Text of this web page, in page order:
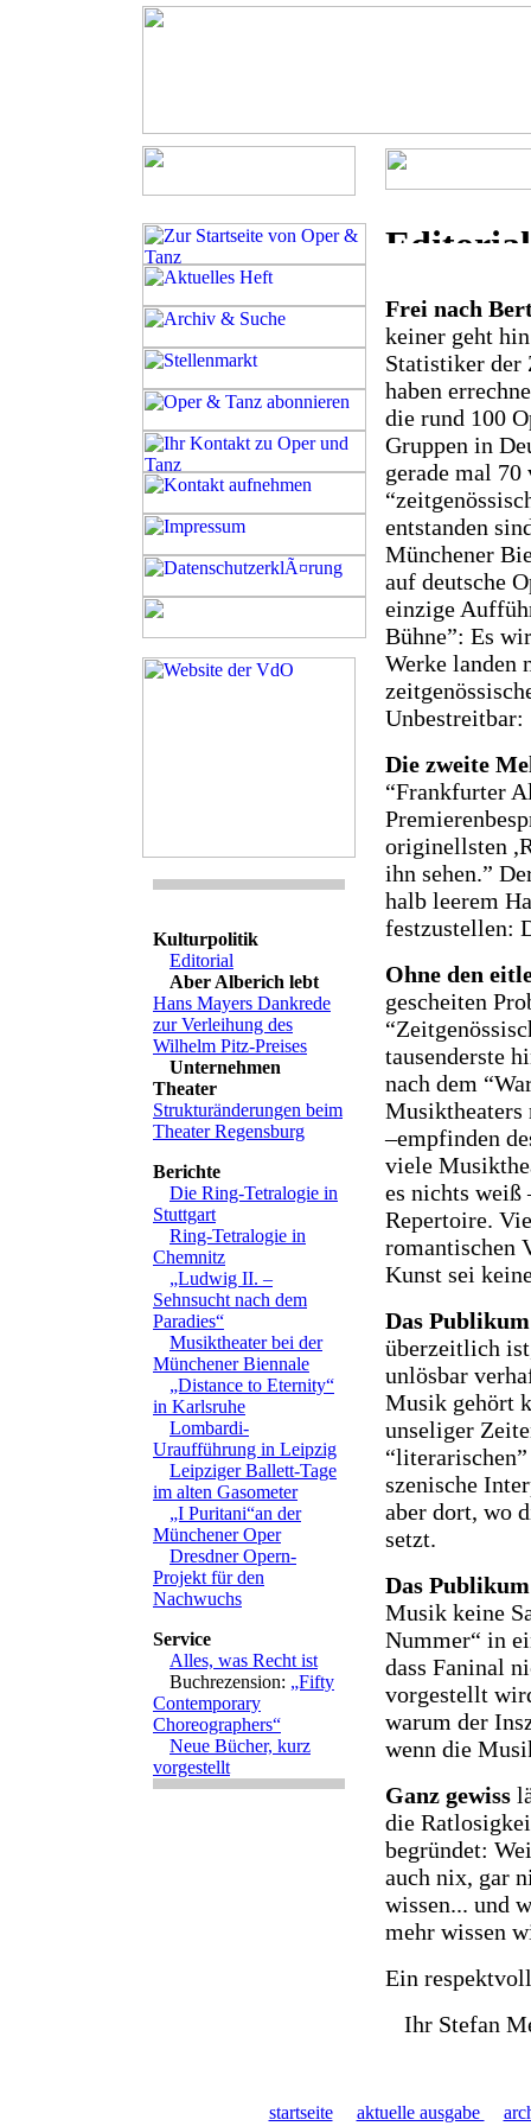
Kulturpolitik
Editorial
Aber Alberich lebt
Hans Mayers Dankrede
zur Verleihung des
Wilhelm Pitz-Preises
Unternehmen
Theater
Strukturänderungen beim
Theater Regensburg
Berichte
Die Ring-Tetralogie in
Stuttgart
Ring-Tetralogie in
Chemnitz
„Ludwig II. –
Sehnsucht nach dem
Paradies“
Musiktheater bei der
Münchener Biennale
„Distance to Eternity“
in Karlsruhe
Lombardi-
Uraufführung in Leipzig
Leipziger Ballett-Tage
im alten Gasometer
„I Puritani“an der
Münchener Oper
Dresdner Opern-
Projekt für den
Nachwuchs
Service
Alles, was Recht ist
Buchrezension: „Fifty
Contemporary
Choreographers“
Neue Bücher, kurz
vorgestellt
Frei nach
keiner geht
Statistiker der
haben
die rund 100
Gruppen in
gerade mal
entstanden
Münchener
auf deutsche
einzige
Bühne”: Es
Werke landen
Unbestreitbar:
Die zweite
“Frankfurter
originellsten
ihn sehen.”
halb leerem
festzustellen:
Ohne den
gescheiten
tausenderste
nach dem
Musiktheaters
–empfinden
viele
es nichts weiß
Repertoire.
romantischen
Kunst sei
Das
überzeitlich
unlösbar
Musik gehört
unseliger
szenische
aber dort, wo
setzt.
Das
Musik keine
Nummer“ in
dass Faninal
vorgestellt
warum der
wenn die
Ganz gewiss
die
begründet:
auch nix, gar
wissen... und
mehr wissen
Ein
Ihr Stefan
startseite aktuelle ausgabe